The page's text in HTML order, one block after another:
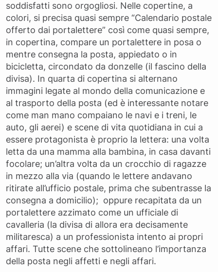
soddisfatti sono orgogliosi. Nelle copertine, a
colori, si precisa quasi sempre “Calendario postale
offerto dai portalettere” così come quasi sempre,
in copertina, compare un portalettere in posa o
mentre consegna la posta, appiedato o in
bicicletta, circondato da donzelle (il fascino della
divisa). In quarta di copertina si alternano
immagini legate al mondo della comunicazione e
al trasporto della posta (ed è interessante notare
come man mano compaiano le navi e i treni, le
auto, gli aerei) e scene di vita quotidiana in cui a
essere protagonista è proprio la lettera: una volta
letta da una mamma alla bambina, in casa davanti
focolare; un’altra volta da un crocchio di ragazze
in mezzo alla via (quando le lettere andavano
ritirate all’ufficio postale, prima che subentrasse la
consegna a domicilio); oppure recapitata da un
portalettere azzimato come un ufficiale di
cavalleria (la divisa di allora era decisamente
militaresca) a un professionista intento ai propri
affari. Tutte scene che sottolineano l’importanza
della posta negli affetti e negli affari.